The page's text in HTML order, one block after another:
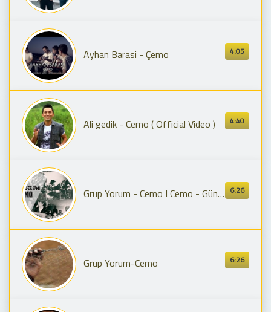
4:05
Ayhan Barasi - Çemo
4:40
Ali gedik - Cemo ( Official Video )
6:26
Grup Yorum - Cemo I Cemo - Gün Gelir © 1989 Kalan Müzik
6:26
Grup Yorum-Cemo